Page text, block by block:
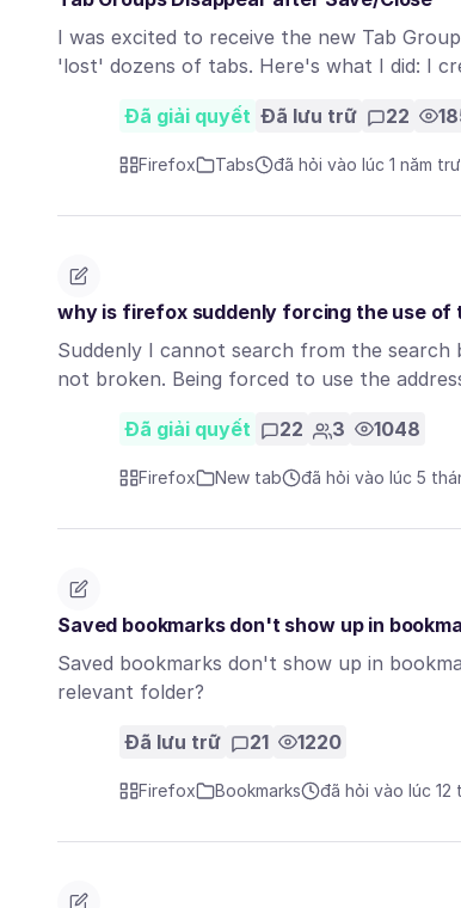
I was excited to receive the new Tab
'lost' dozens of tabs. Here's what I did: I
Đã giải quyết Đã lưu trữ 22
Firefox Tabs đã hỏi vào lúc 1 năm
why is firefox suddenly forcing the use of
Suddenly I cannot search from the
not broken. Being forced to use the
Đã giải quyết 22 3 1048
Firefox New tab đã hỏi vào lúc 5
Saved bookmarks don't show up in
Saved bookmarks don't show up in
relevant folder?
Đã lưu trữ 21 1220
Firefox Bookmarks đã hỏi vào lúc